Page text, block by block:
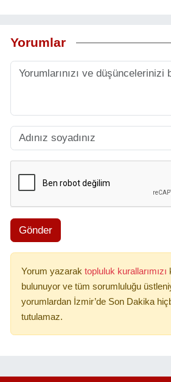
Yorumlar
Gönder
Yorum yazarak topluluk kurallarımızı
bulunuyor ve tüm sorumluluğu
yorumlardan İzmir’de Son Dakika
tutulamaz.